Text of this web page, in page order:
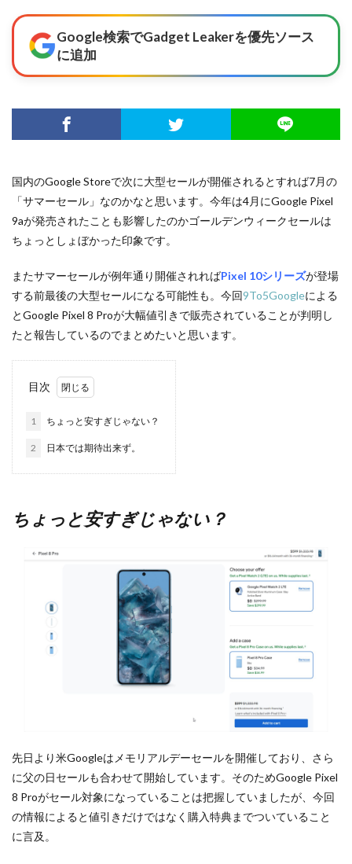
Google検索でGadget Leakerを優先ソース
に追加
国内のGoogle Storeで次に大型セールが開催されるとすれば7月の
「サマーセール」なのかなと思います。今年は4月にGoogle Pixel
9aが発売されたことも影響したのかゴールデンウィークセールは
ちょっとしょぼかった印象です。
またサマーセールが例年通り開催されればPixel 10シリーズが登場
する前最後の大型セールになる可能性も。今回9To5Googleによる
とGoogle Pixel 8 Proが大幅値引きで販売されていることが判明し
たと報告しているのでまとめたいと思います。
目次
1 ちょっと安すぎじゃない？
2 日本では期待出来ず。
ちょっと安すぎじゃない？
先日より米Googleはメモリアルデーセールを開催しており、さら
に父の日セールも合わせて開始しています。そのためGoogle Pixel
8 Proがセール対象になっていることは把握していましたが、今回
の情報によると値引きだけではなく購入特典までついていること
に言及。